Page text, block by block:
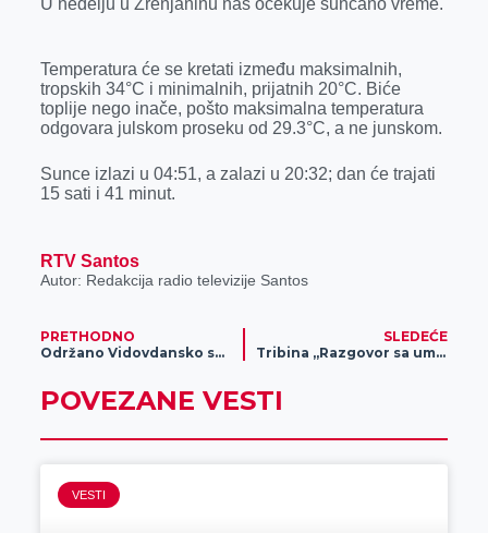
b
o
k
e
g
e
r
e
I
n
r
s
p
p
l
U nedelju u Zrenjaninu nas očekuje sunčano vreme.
Temperatura će se kretati između maksimalnih,
tropskih 34°C i minimalnih, prijatnih 20°C. Biće
toplije nego inače, pošto maksimalna temperatura
odgovara julskom proseku od 29.3°C, a ne junskom.
Sunce izlazi u 04:51, a zalazi u 20:32; dan će trajati
15 sati i 41 minut.
RTV Santos
Autor: Redakcija radio televizije Santos
PRETHODNO
Održano Vidovdansko saborno krštenje na Tamišu
SLEDEĆE
Tribina „Razgovor sa umetnikom“
POVEZANE VESTI
VESTI